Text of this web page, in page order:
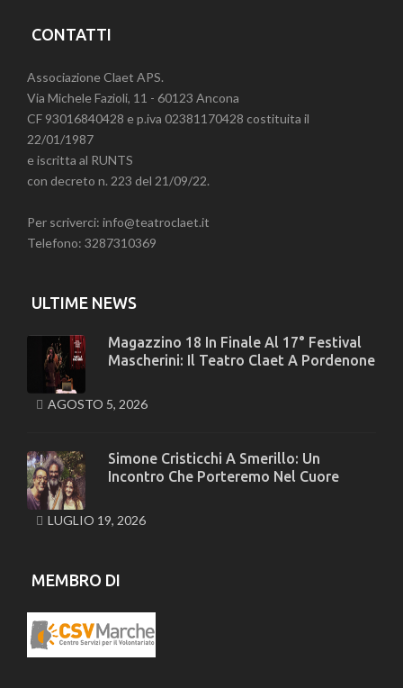
CONTATTI
Associazione Claet APS.
Via Michele Fazioli, 11 - 60123 Ancona
CF 93016840428 e p.iva 02381170428 costituita il
22/01/1987
e iscritta al RUNTS
con decreto n. 223 del 21/09/22.
Per scriverci: info@teatroclaet.it
Telefono: 3287310369
ULTIME NEWS
Magazzino 18 In Finale Al 17° Festival
Mascherini: Il Teatro Claet A Pordenone
AGOSTO 5, 2026
Simone Cristicchi A Smerillo: Un
Incontro Che Porteremo Nel Cuore
LUGLIO 19, 2026
MEMBRO DI